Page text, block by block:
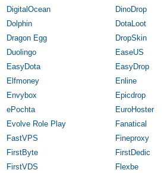
DigitalOcean
DinoDrop
Dolphin
DotaLoot
Dragon Egg
DropSkin
Duolingo
EaseUS
EasyDota
EasyDrop
Elfmoney
Enline
Envybox
Epicdrop
ePochta
EuroHoster
Evolve Role Play
Fanatical
FastVPS
Fineproxy
FirstByte
FirstDedic
FirstVDS
Flexbe